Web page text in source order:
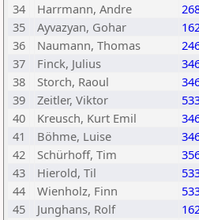
34
Harrmann, Andre
35
Ayvazyan, Gohar
36
Naumann, Thomas
37
Finck, Julius
38
Storch, Raoul
39
Zeitler, Viktor
40
Kreusch, Kurt Emil
41
Böhme, Luise
42
Schürhoff, Tim
43
Hierold, Til
44
Wienholz, Finn
45
Junghans, Rolf